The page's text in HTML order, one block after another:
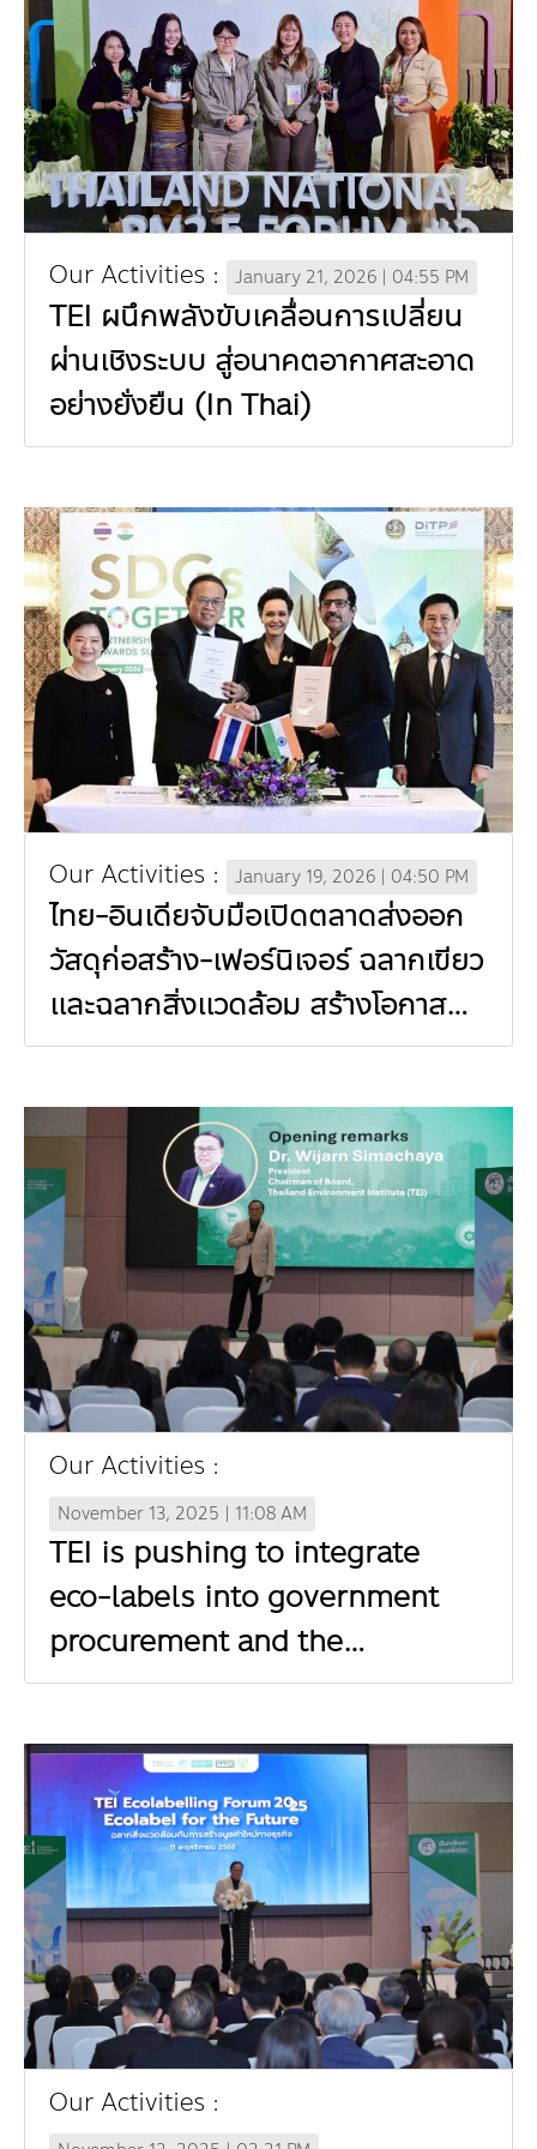
Executive Board of Directors
Management Team
Staff
Our Way
Slogan
Annual Report | Statements Report
Green Office
Awards and Honors
Funds
Dr. Dhira Phanthumavanich Fund
Global Warming and Health Fund
Industrial Pollution
Livable City/Community
Municipal waste-Food Waste
Plastic Waste
PM2.5 Pollution
Sustainable Consumption and Production
Green Label
Eco-labels
Environmental Friendly Services
Carbon Footprint Consultants
Green Procurement
Natural Resources
Land Resources
Marine and Coastal Resources
Biodiversity
Climate Change
Climate Mitigation
Climate Adaptation
Environmental Capacity Development
Training
Environmental Study
Environmental Network, Policy and Plan
Environmental Policy and Plan
TBCSD
Infographic | Poster
Video Clip
Publications
Our Activities
Environment News
GET INVOLVED
Jobs
Internships
CONTACT US
Our Activities : January 21, 2026 | 04:55 PM
TEI ผนึกพลังขับเคลื่อนการเปลี่ยน
ผ่านเชิงระบบ สู่อนาคตอากาศสะอาด
อย่างยั่งยืน (In Thai)
Our Activities : January 19, 2026 | 04:50 PM
ไทย-อินเดียจับมือเปิดตลาดส่งออก
วัสดุก่อสร้าง-เฟอร์นิเจอร์ ฉลากเขียว
และฉลากสิ่งแวดล้อม สร้างโอกาส
ใหม่ให้ผู้ประกอบการไทย (In Thai)
Our Activities :
November 13, 2025 | 11:08 AM
TEI is pushing to integrate
eco-labels into government
procurement and the
construction sector, aiming to
a green economy.
Our Activities :